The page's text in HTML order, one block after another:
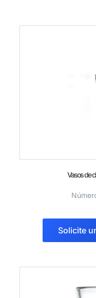
Vasos de
Solicite